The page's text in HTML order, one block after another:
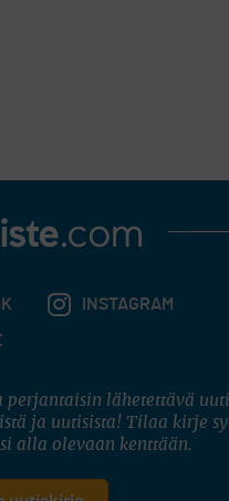
INSTAGRAM
perjantaisin lähetettävä
ja uutisista! Tilaa kirje
alla olevaan kenttään.